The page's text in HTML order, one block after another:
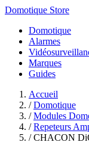
Domotique Store
Domotique
Alarmes
Marques
Guides
Accueil
/ Domotique
/ Modules
/ Repeteurs
/ CHACON